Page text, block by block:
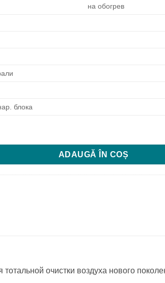
на обогрев
блока
ADAUGĂ ÎN COȘ
очистки воздуха нового